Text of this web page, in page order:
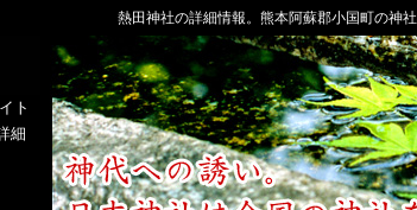
熱田神社の詳細情報。熊本阿蘇郡小国町の神
ト
細